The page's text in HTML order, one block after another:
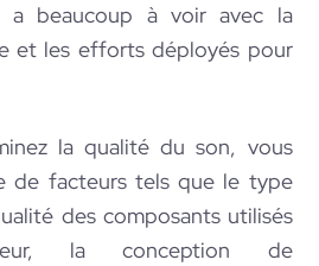
a beaucoup à voir avec la
et les efforts déployés pour
la qualité du son, vous
de facteurs tels que le type
des composants utilisés
la conception de